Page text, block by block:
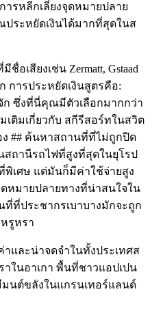
ารหลีกเลี่ยงจุดหมายปลาย
ระหยัดเงินได้มากที่สุดในส
เสียงเช่น Zermatt, Gstaad
การประหยัดเงินสูตรคือ:
ซึ่งที่นี่คุณมีตัวเลือกมากกว่า
เติมเกี่ยวกับ สกีรีสอร์ทในสวิต
## ค้นหาสถานที่ที่ไม่ถูกปิด
สถานีรถไฟที่สูงที่สุดในยุโรป
พิเศษ แต่มันก็มีค่าใช้จ่ายสูง
หมายปลายทางที่น่าสนใจใน
ที่ประชากรเบาบางมักจะถูก
รูหรา
และน่าจดจำในทั้งประเทศส
าในอาเกา พื้นที่ชาวแอปเปน
นต์ขลังในแกรนเทอร์แลนด์